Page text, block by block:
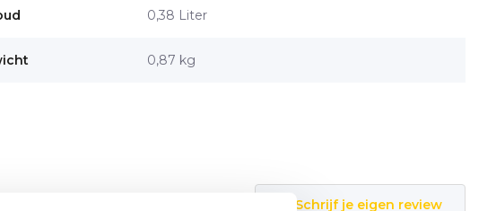
0,38 Liter
0,87 kg
Schrijf je eigen review